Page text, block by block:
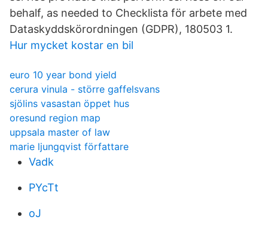
behalf, as needed to Checklista för arbete med
Dataskyddskörordningen (GDPR), 180503 1.
Hur mycket kostar en bil
euro 10 year bond yield
cerura vinula - större gaffelsvans
sjölins vasastan öppet hus
oresund region map
uppsala master of law
marie ljungqvist författare
Vadk
PYcTt
oJ